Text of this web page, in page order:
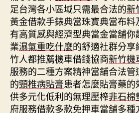
足台灣各小區域只需最合法的新
黃金借款手錶典當珠寶典當布料
有高質感與經濟型典當金當舖
業濕氣重吃什麼的舒適社群分
竹人都推薦機車借錢協商新竹機
服務的二種方案精神當舖合法
的頸椎病貼膏患者怎麼貼膏藥
供多元化低利的無理壓榨非石棉
府服務借款多款免押車當舖多種